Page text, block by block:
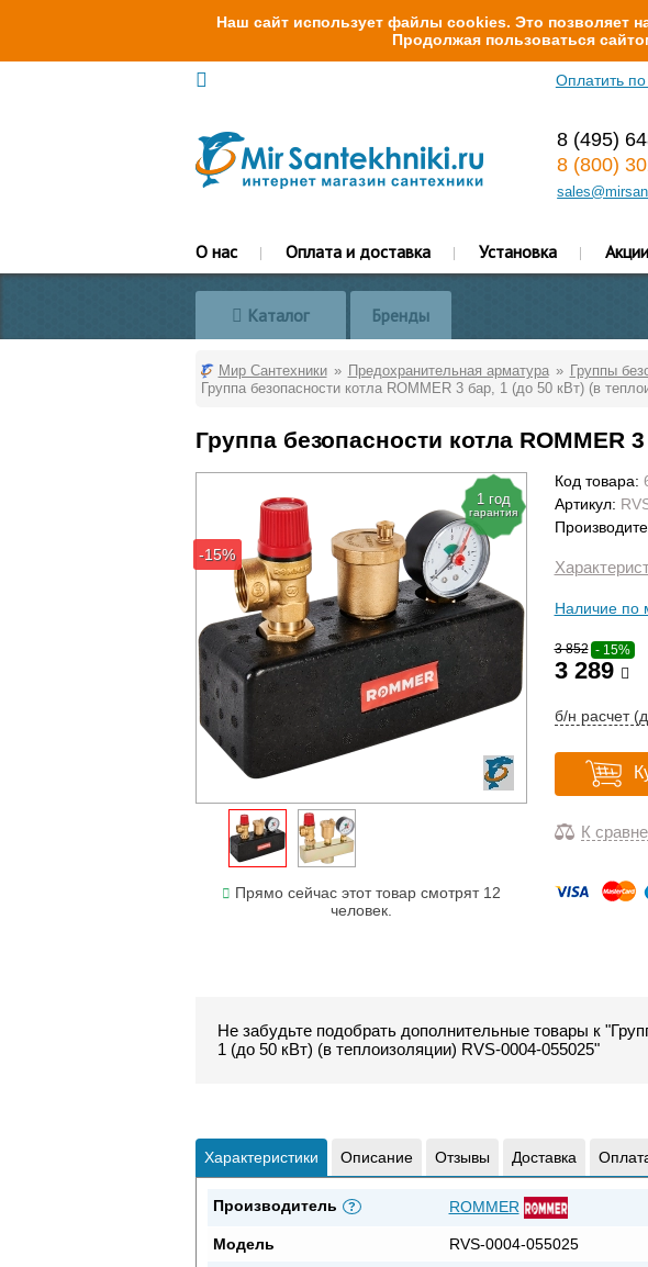
Наш сайт использует файлы cookies. Это позволяет
Продолжая пользоваться
Оплатить
8 (495)
8 (800)
О нас Оплата и доставка Установка Акции
Каталог Бренды
Мир Сантехники Предохранительная арматура
Группы
Группа безопасности котла ROMMER 3 бар, 1 (до 50 кВт) (в
Группа безопасности котла ROMMER
-15%
1 год
гарантия
Прямо сейчас этот товар смотрят 12
человек.
Код товара:
Артикул:
Наличие по
3 852 - 15%
3 289
б/н расчет
К
Не забудьте подобрать дополнительные товары к
1 (до 50 кВт) (в теплоизоляции) RVS-0004-055025"
Характеристики Описание Отзывы Доставка
Производитель ? ROMMER
Модель
RVS-0004-055025